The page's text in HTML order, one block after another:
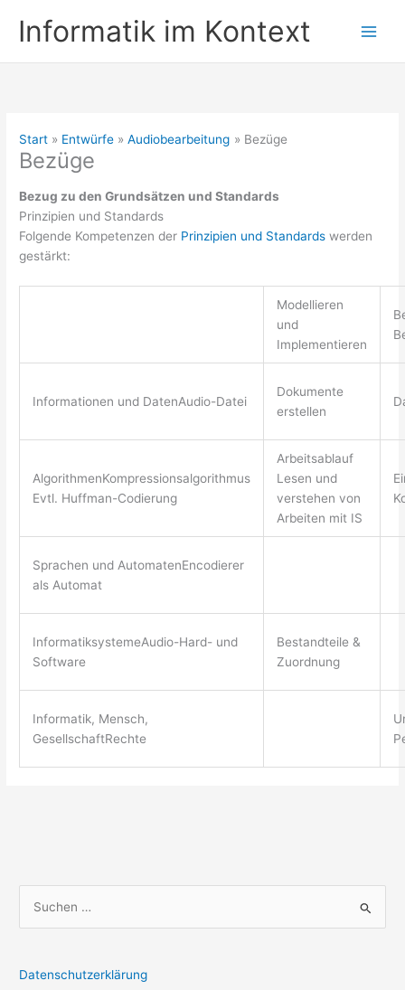
InhaltInformatik im Kontext
Start Entwürfe Audiobearbeitung Bezüge
Bezüge
Bezug zu den Grundsätzen und Standards
Prinzipien und Standards
Folgende Kompetenzen der Prinzipien und Standards werden
gestärkt:
Modellieren
und
Implementieren
Informationen und DatenAudio-Datei
Dokumente
erstellen
AlgorithmenKompressionsalgorithmus
Evtl. Huffman-Codierung
Arbeitsablauf
Lesen und
verstehen von
Arbeiten mit IS
Sprachen und AutomatenEncodierer
als Automat
InformatiksystemeAudio-Hard- und
Software
Bestandteile &
Zuordnung
Informatik, Mensch,
GesellschaftRechte
h
Datenschutzerklärung